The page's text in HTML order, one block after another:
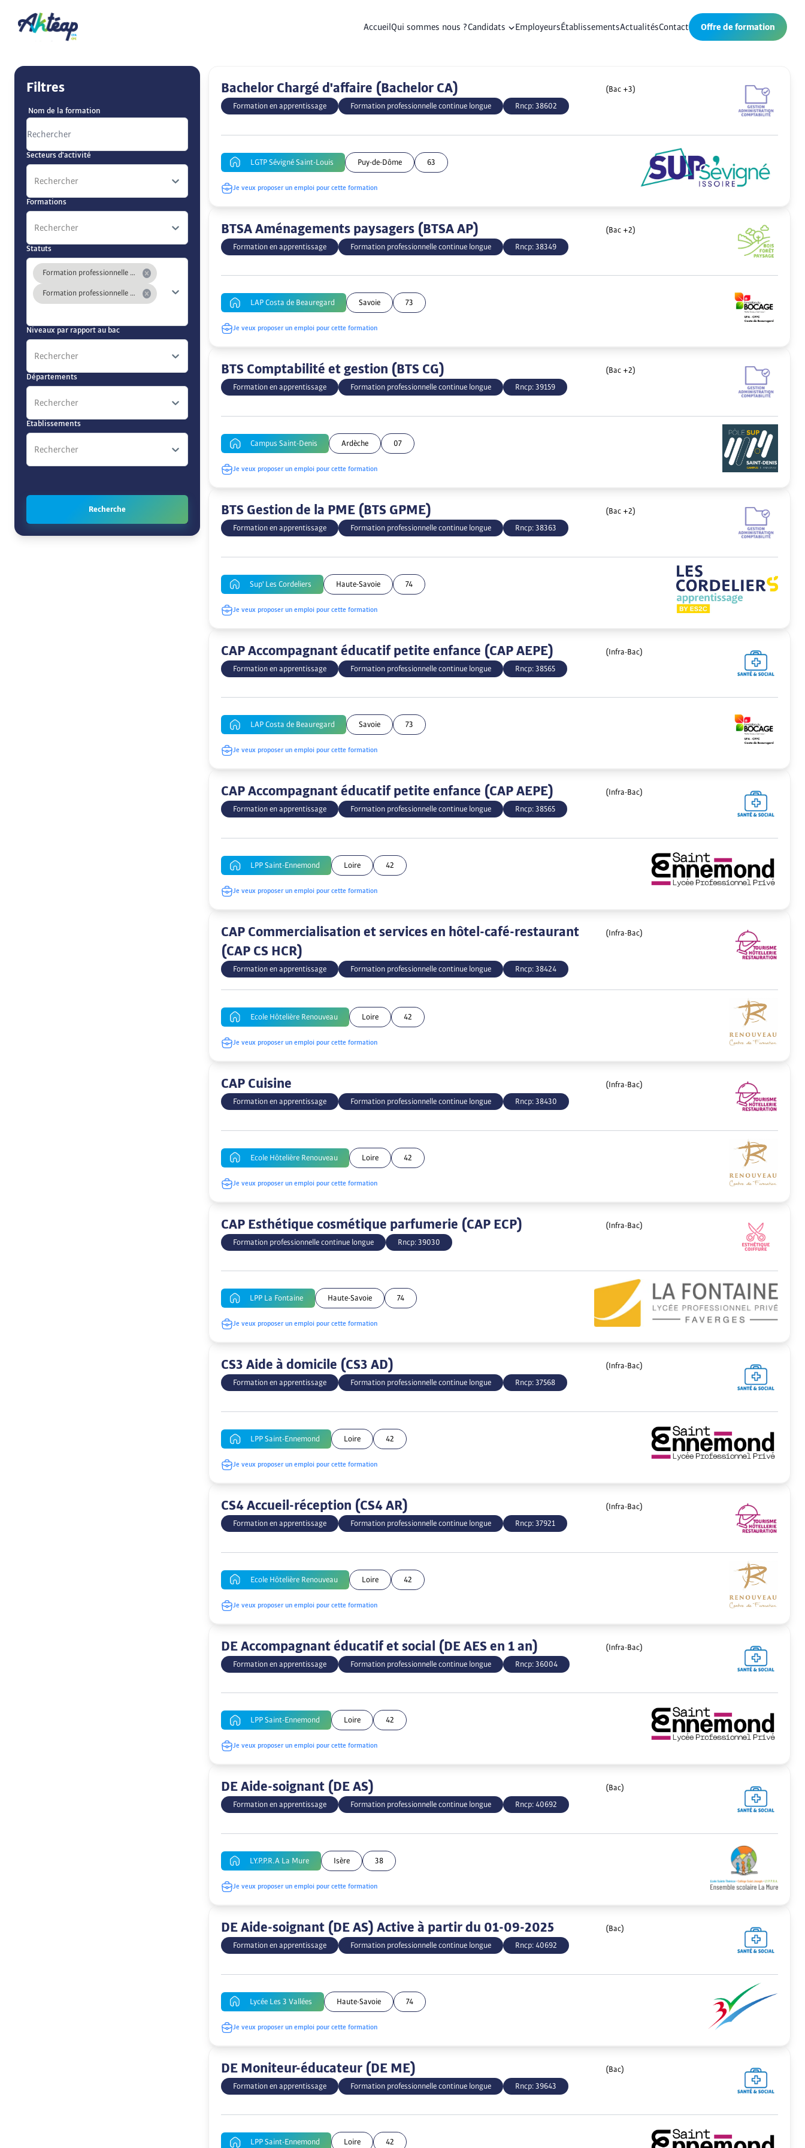
Accueil Qui sommes nous ?Candidats EmployeursÉtablissementsActualitésContact Offre de formation
Filtres
Nom de la formation
Secteurs d'activité
Rechercher
Formations
Rechercher
Statuts
Formation professionnelle continue longue
Formation professionnelle continue courte
Niveaux par rapport au bac
Rechercher
Départements
Rechercher
Etablissements
Rechercher
Recherche
Bachelor Chargé d'affaire (Bachelor CA)
(Bac +3)
Formation en apprentissage
Formation professionnelle continue longue Rncp: 38602
LGTP Sévigné Saint-Louis Puy-de-Dôme 63
Je veux proposer un emploi pour cette formation
BTSA Aménagements paysagers (BTSA AP)
(Bac +2)
Formation en apprentissage
Formation professionnelle continue longue Rncp: 38349
LAP Costa de Beauregard Savoie 73
Je veux proposer un emploi pour cette formation
BTS Comptabilité et gestion (BTS CG)
(Bac +2)
Formation en apprentissage
Formation professionnelle continue longue Rncp: 39159
Campus Saint-Denis Ardèche 07
Je veux proposer un emploi pour cette formation
BTS Gestion de la PME (BTS GPME)
(Bac +2)
Formation en apprentissage
Formation professionnelle continue longue Rncp: 38363
Sup' Les Cordeliers Haute-Savoie 74
Je veux proposer un emploi pour cette formation
CAP Accompagnant éducatif petite enfance (CAP AEPE)
(Infra-Bac)
Formation en apprentissage
Formation professionnelle continue longue Rncp: 38565
LAP Costa de Beauregard Savoie 73
Je veux proposer un emploi pour cette formation
CAP Accompagnant éducatif petite enfance (CAP AEPE)
(Infra-Bac)
Formation en apprentissage
Formation professionnelle continue longue Rncp: 38565
LPP Saint-Ennemond Loire 42
Je veux proposer un emploi pour cette formation
CAP Commercialisation et services en hôtel-café-restaurant
(CAP CS HCR)
(Infra-Bac)
Formation en apprentissage Formation professionnelle continue longue Rncp: 38424
Ecole Hôtelière Renouveau Loire 42
Je veux proposer un emploi pour cette formation
CAP Cuisine
(Infra-Bac)
Formation en apprentissage
Formation professionnelle continue longue Rncp: 38430
Ecole Hôtelière Renouveau Loire 42
Je veux proposer un emploi pour cette formation
CAP Esthétique cosmétique parfumerie (CAP ECP)
(Infra-Bac)
Formation professionnelle continue longue
Rncp: 39030
LPP La Fontaine Haute-Savoie 74
Je veux proposer un emploi pour cette formation
CS3 Aide à domicile (CS3 AD)
(Infra-Bac)
Formation en apprentissage
Formation professionnelle continue longue Rncp: 37568
LPP Saint-Ennemond Loire 42
Je veux proposer un emploi pour cette formation
CS4 Accueil-réception (CS4 AR)
(Infra-Bac)
Formation en apprentissage
Formation professionnelle continue longue Rncp: 37921
Ecole Hôtelière Renouveau Loire 42
Je veux proposer un emploi pour cette formation
DE Accompagnant éducatif et social (DE AES en 1 an)
(Infra-Bac)
Formation en apprentissage
Formation professionnelle continue longue Rncp: 36004
LPP Saint-Ennemond Loire 42
Je veux proposer un emploi pour cette formation
DE Aide-soignant (DE AS)
(Bac)
Formation en apprentissage
Formation professionnelle continue longue Rncp: 40692
LY.P.P.R.A La Mure Isère 38
Je veux proposer un emploi pour cette formation
DE Aide-soignant (DE AS) Active à partir du 01-09-2025
(Bac)
Formation en apprentissage
Formation professionnelle continue longue Rncp: 40692
Lycée Les 3 Vallées Haute-Savoie 74
Je veux proposer un emploi pour cette formation
DE Moniteur-éducateur (DE ME)
(Bac)
Formation en apprentissage
Formation professionnelle continue longue Rncp: 39643
LPP Saint-Ennemond Loire 42